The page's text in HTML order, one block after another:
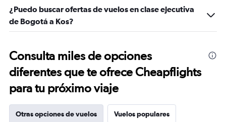
¿Puedo buscar ofertas de vuelos en clase ejecutiva
de Bogotá a Kos?
Consulta miles de opciones
diferentes que te ofrece Cheapflights
para tu próximo viaje
Otras opciones de vuelos Vuelos populares